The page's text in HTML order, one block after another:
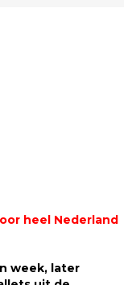
heel Nederland
week, later